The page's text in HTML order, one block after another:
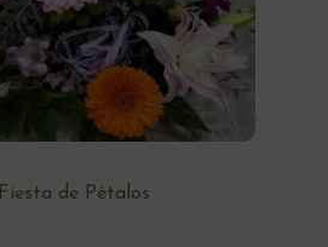
Fiesta de Pétalos